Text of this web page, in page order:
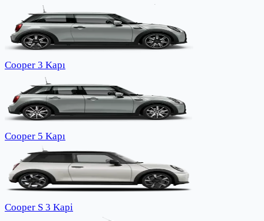
Cooper 3 Kapı
Cooper 5 Kapı
Cooper S 3 Kapi